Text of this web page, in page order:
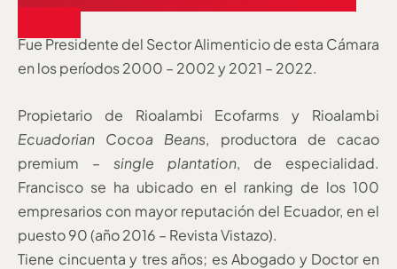
Fue Presidente del Sector Alimenticio de esta Cámara
en los períodos 2000 – 2002 y 2021 – 2022.
Propietario de Rioalambi Ecofarms y Rioalambi
Ecuadorian Cocoa Beans, productora de cacao
premium – single plantation, de especialidad.
Francisco se ha ubicado en el ranking de los 100
empresarios con mayor reputación del Ecuador, en el
puesto 90 (año 2016 – Revista Vistazo).
Tiene cincuenta y tres años; es Abogado y Doctor en